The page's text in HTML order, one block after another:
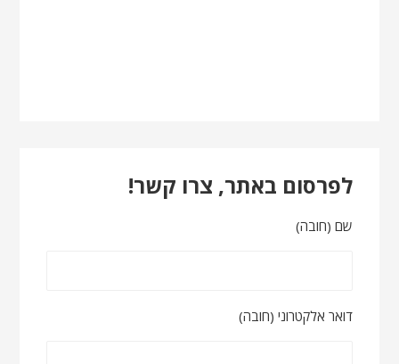
לפרסום באתר, צרו קשר!
שם (חובה)
דואר אלקטרוני (חובה)